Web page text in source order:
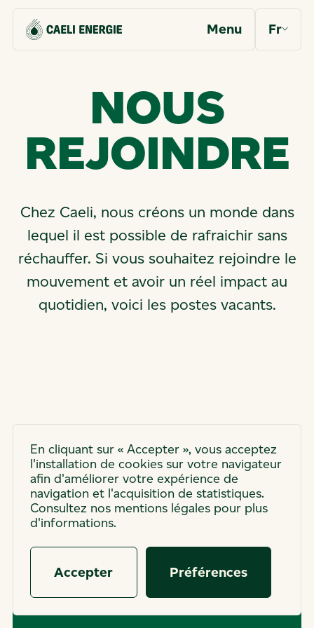
Menu Fr
NOUS
REJOINDRE
Chez Caeli, nous créons un monde dans
lequel il est possible de rafraichir sans
réchauffer. Si vous souhaitez rejoindre le
mouvement et avoir un réel impact au
quotidien, voici les postes vacants.
Candidature
spontanée
Le job de vos rêves n’est pas
dans cette liste ?
En cliquant sur « Accepter », vous acceptez
l'installation de cookies sur votre navigateur
afin d'améliorer votre expérience de
navigation et l'acquisition de statistiques.
Consultez nos mentions légales pour plus
d'informations.
Accepter Préférences